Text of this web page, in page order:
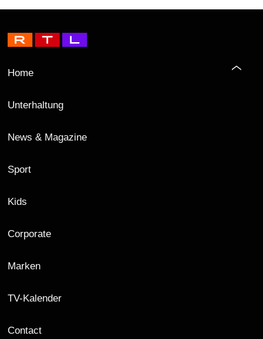
Home
Unterhaltung
News & Magazine
Sport
Kids
Corporate
Marken
TV-Kalender
Contact